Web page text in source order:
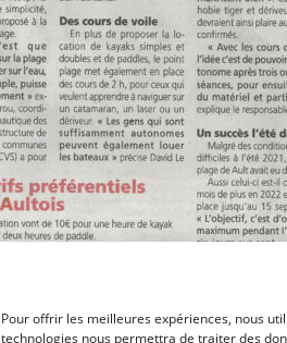
Pour offrir les meilleures expériences, nous
technologies nous permettra de traiter des